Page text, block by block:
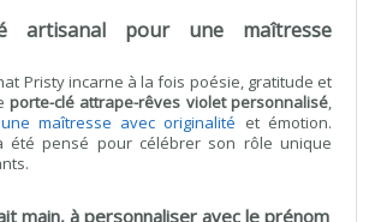
artisanal pour une maîtresse
Pristy incarne à la fois poésie, gratitude et
porte-clé attrape-rêves violet personnalisé,
maîtresse avec originalité et émotion.
été pensé pour célébrer son rôle unique
main, à personnaliser avec le prénom